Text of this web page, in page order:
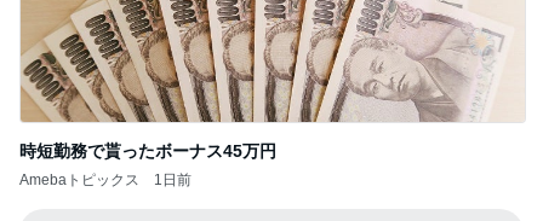
時短勤務で貰ったボーナス45万円
Amebaトピックス 1日前